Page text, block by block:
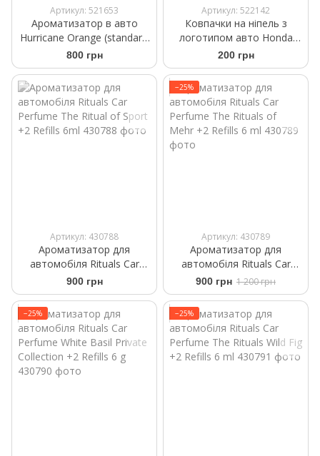
Артикул: 521653
Ароматизатор в авто
Hurricane Orange (standart)
Аромасаше на дефлектор
800 грн
Артикул: 522142
Ковпачки на ніпель з
логотипом авто Honda
чорного кольору
200 грн
Артикул: 430788
Ароматизатор для
автомобіля Rituals Car
Perfume The Ritual of Sport
+2 Refills 6ml
900 грн
−25%
Артикул: 430789
Ароматизатор для
автомобіля Rituals ​Car
Perfume The Rituals of
Mehr +2 Refills 6 ml
900 грн 1 200 грн
−25% −25%